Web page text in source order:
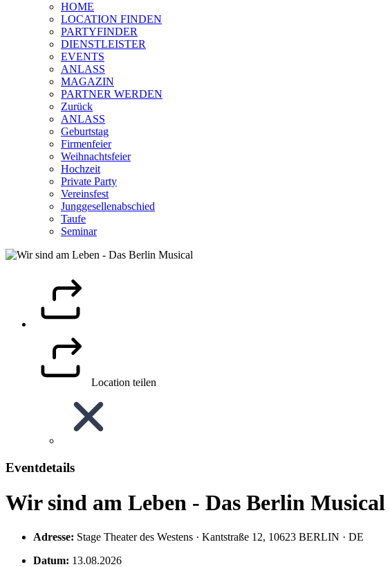
HOME
LOCATION FINDEN
PARTYFINDER
DIENSTLEISTER
EVENTS
ANLASS
MAGAZIN
PARTNER WERDEN
Zurück
ANLASS
Geburtstag
Firmenfeier
Weihnachtsfeier
Hochzeit
Private Party
Vereinsfest
Junggesellenabschied
Taufe
Seminar
Location teilen
Eventdetails
Wir sind am Leben - Das Berlin Musical
Adresse: Stage Theater des Westens · Kantstraße 12, 10623 BERLIN · DE
Datum: 13.08.2026